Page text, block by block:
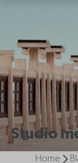
Studio
Home